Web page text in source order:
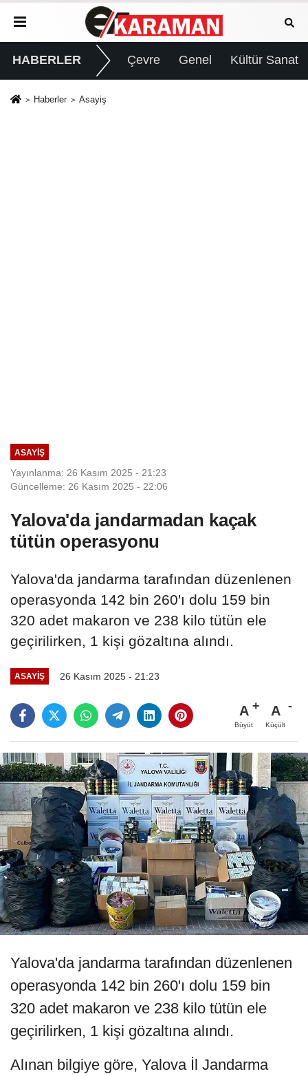
HABERLER Çevre Genel Kültür Sanat
Haberler Asayiş
ASAYIŞ
Yayınlanma: 26 Kasım 2025 - 21:23
Güncelleme: 26 Kasım 2025 - 22:06
Yalova'da jandarmadan kaçak
tütün operasyonu
Yalova'da jandarma tarafından düzenlenen
operasyonda 142 bin 260'ı dolu 159 bin
320 adet makaron ve 238 kilo tütün ele
geçirilirken, 1 kişi gözaltına alındı.
ASAYIŞ 26 Kasım 2025 - 21:23
A
Büyüt
A
Küçült
Yalova'da jandarma tarafından düzenlenen
operasyonda 142 bin 260'ı dolu 159 bin
320 adet makaron ve 238 kilo tütün ele
geçirilirken, 1 kişi gözaltına alındı.
Alınan bilgiye göre, Yalova İl Jandarma